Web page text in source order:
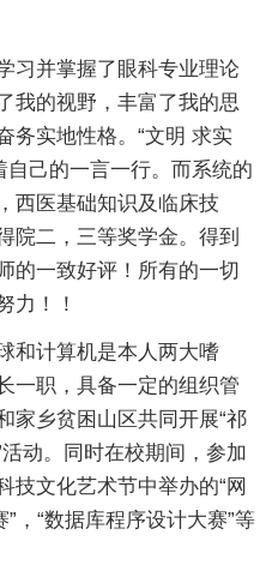
习并掌握了眼科专业理论
我的视野，丰富了我的思
务实地性格。“文明 求实
自己的一言一行。而系统的
西医基础知识及临床技
院二，三等奖学金。得到
的一致好评！所有的一切
力！！
和计算机是本人两大嗜
一职，具备一定的组织管
家乡贫困山区共同开展“祁
动。同时在校期间，参加
技文化艺术节中举办的“网
，“数据库程序设计大赛”等